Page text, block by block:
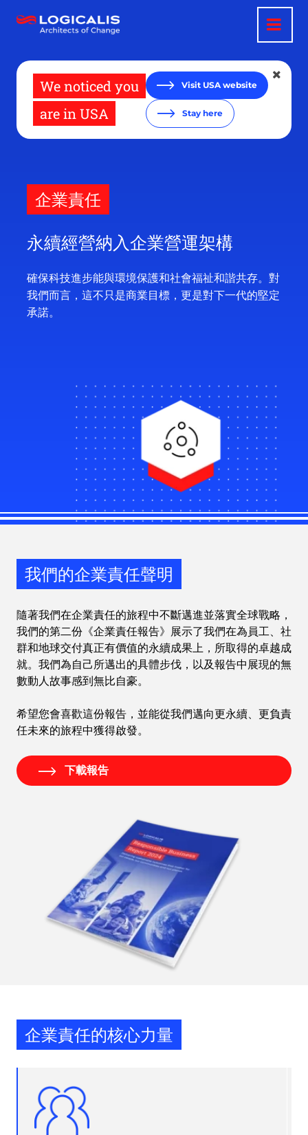
We noticed you
are in USA
Visit USA website
Stay here
企業責任
永續經營納入企業營運架構
確保科技進步能與環境保護和社會福祉和諧共存。對
我們而言，這不只是商業目標，更是對下一代的堅定
承諾。
我們的企業責任聲明
隨著我們在企業責任的旅程中不斷邁進並落實全球戰略，
我們的第二份《企業責任報告》展示了我們在為員工、社
群和地球交付真正有價值的永續成果上，所取得的卓越成
就。我們為自己所邁出的具體步伐，以及報告中展現的無
數動人故事感到無比自豪。
希望您會喜歡這份報告，並能從我們邁向更永續、更負責
任未來的旅程中獲得啟發。
下載報告
企業責任的核心力量